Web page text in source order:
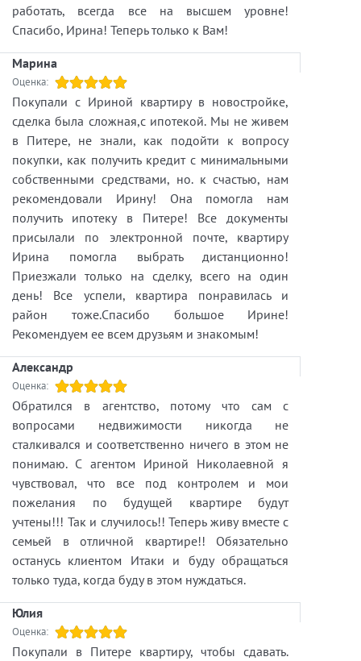
работать, всегда все на высшем уровне!
Спасибо, Ирина! Теперь только к Вам!
Марина
Оценка:
Покупали с Ириной квартиру в новостройке,
сделка была сложная,с ипотекой. Мы не живем
в Питере, не знали, как подойти к вопросу
покупки, как получить кредит с минимальными
собственными средствами, но. к счастью, нам
рекомендовали Ирину! Она помогла нам
получить ипотеку в Питере! Все документы
присылали по электронной почте, квартиру
Ирина помогла выбрать дистанционно!
Приезжали только на сделку, всего на один
день! Все успели, квартира понравилась и
район тоже.Спасибо большое Ирине!
Рекомендуем ее всем друзьям и знакомым!
Александр
Оценка:
Обратился в агентство, потому что сам с
вопросами недвижимости никогда не
сталкивался и соответственно ничего в этом не
понимаю. С агентом Ириной Николаевной я
чувствовал, что все под контролем и мои
пожелания по будущей квартире будут
учтены!!! Так и случилось!! Теперь живу вместе с
семьей в отличной квартире!! Обязательно
останусь клиентом Итаки и буду обращаться
только туда, когда буду в этом нуждаться.
Юлия
Оценка:
Покупали в Питере квартиру, чтобы сдавать.